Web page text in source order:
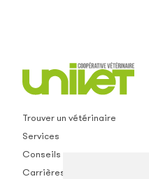
Trouver un vétérinaire
Services
Conseils
Carrières